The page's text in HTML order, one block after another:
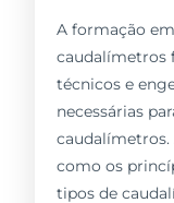
A formação
caudalímetros
técnicos e
necessárias
como os
tipos de